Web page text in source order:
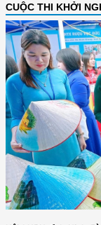
CUỘC THI KHỞI